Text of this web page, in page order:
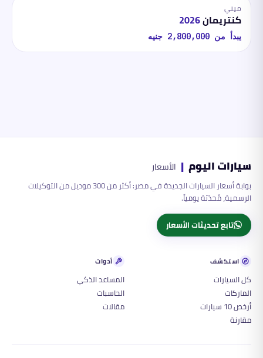
ميني
كنتريمان2026
يبدأ من 2,800,000 جنيه
سيارات اليوم | الأسعار
بوابة أسعار السيارات الجديدة في مصر: أكثر من 300 موديل من التوكيلات
الرسمية، مُحدّثة يومياً.
تابع تحديثات الأسعار
استكشف
كل السيارات
الماركات
أرخص 10 سيارات
مقارنة
أدوات
المساعد الذكي
الحاسبات
مقالات